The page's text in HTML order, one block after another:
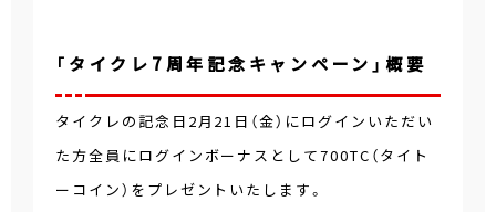
「タイクレ7周年記念キャンペーン」概要
タイクレの記念日2月21日（金）にログインいただい
た方全員にログインボーナスとして700TC（タイト
ーコイン）をプレゼントいたします。